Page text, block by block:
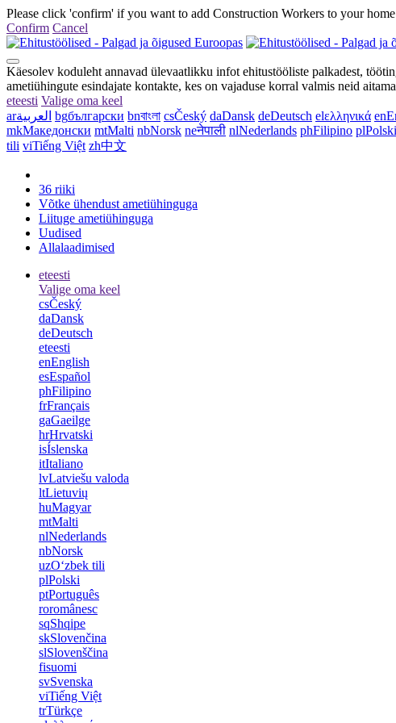
Please click 'confirm' if you want to add Construction Workers to your
Confirm Cancel
Käesolev koduleht annavad ülevaatlikku infot ehitustööliste palkadest,
ametiühingute esindajate kontakte, kes on vajaduse korral valmis neid
eteesti Valige oma keel
arالعربية bgбългарски bnবাংলা csČeský daDansk deDeutsch elελληνικά en
mkМакедонски mtMalti nbNorsk neनेपाली nlNederlands phFilipino plPolski
tili viTiếng Việt zh中文
36 riiki
Võtke ühendust ametiühinguga
Liituge ametiühinguga
Uudised
Allalaadimised
eteesti
Valige oma keel
csČeský
daDansk
deDeutsch
eteesti
enEnglish
esEspañol
phFilipino
frFrançais
gaGaeilge
hrHrvatski
isÍslenska
itItaliano
lvLatviešu valoda
ltLietuvių
huMagyar
mtMalti
nlNederlands
nbNorsk
uzOʻzbek tili
plPolski
ptPortuguês
roromânesc
sqShqipe
skSlovenčina
slSlovenščina
fisuomi
svSvenska
viTiếng Việt
trTürkçe